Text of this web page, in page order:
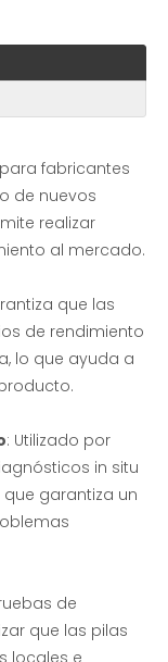
Bancos de carga resistivos trifásicos de CA | 320KW
fabricantes
de nuevos
realizar
al mercado.
que las
de rendimiento
lo que ayuda a
: Utilizado por
in situ
garantiza un
de
que las pilas